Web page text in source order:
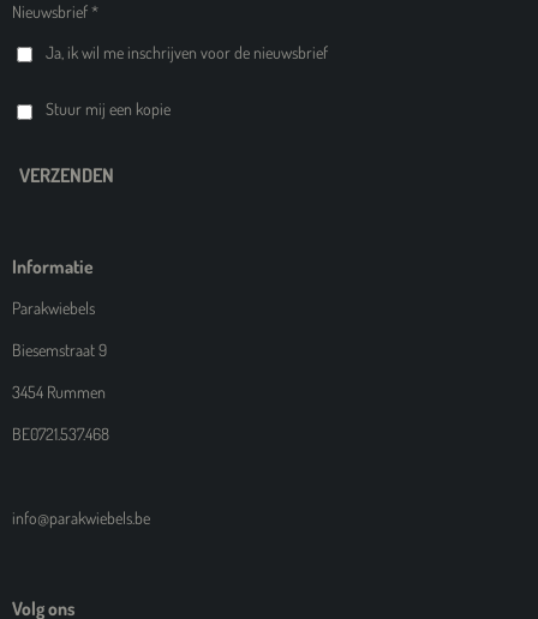
Nieuwsbrief *
Ja, ik wil me inschrijven voor de nieuwsbrief
Stuur mij een kopie
VERZENDEN
Informatie
Parakwiebels
Biesemstraat 9
3454 Rummen
BE0721.537.468
info@parakwiebels.be
Volg ons